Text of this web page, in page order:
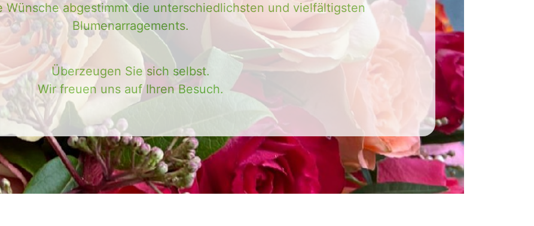
Wünsche abgestimmt die unterschiedlichsten und vielfältigsten
Blumenarragements.
Überzeugen Sie sich selbst.
Wir freuen uns auf Ihren Besuch.